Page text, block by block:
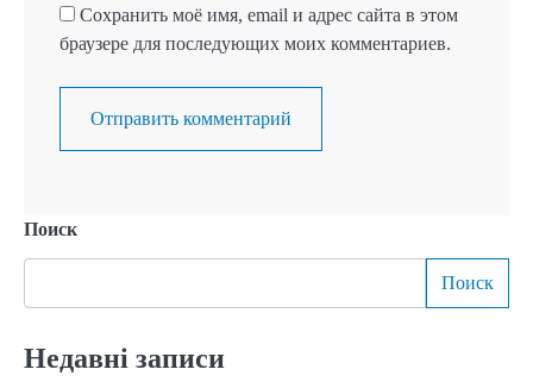
Сохранить моё имя, email и адрес сайта в этом
браузере для последующих моих комментариев.
Поиск
Поиск
Недавні записи